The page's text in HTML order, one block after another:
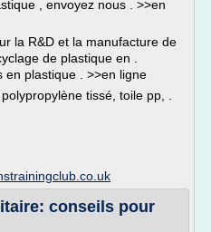
, envoyez nous . >>en
la R&D et la manufacture de
de plastique en .
en plastique . >>en ligne
tissé, toile pp, .
conseils pour